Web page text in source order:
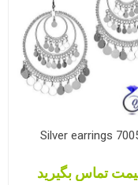
Silver earrings
تماس بگیرید